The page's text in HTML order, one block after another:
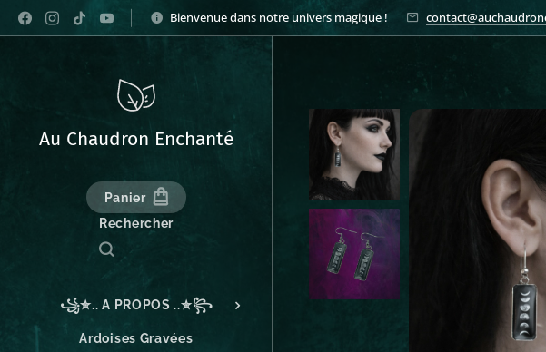
Bienvenue dans notre univers magique !
Au Chaudron Enchanté
Panier
Rechercher
꧁✮.. A PROPOS ..✮꧂
Ardoises Gravées